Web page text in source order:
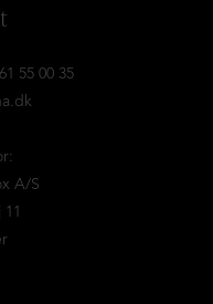
55 00 35
A/S